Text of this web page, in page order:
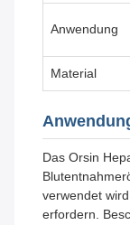
Anwendung
Material
Das Orsin
verwendet
erfordern.